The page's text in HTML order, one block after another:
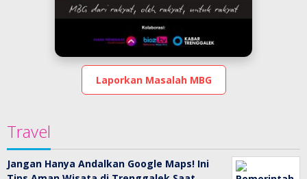
Laporkan Masalah MBG
Travel
Jangan Hanya Andalkan Google Maps! Ini